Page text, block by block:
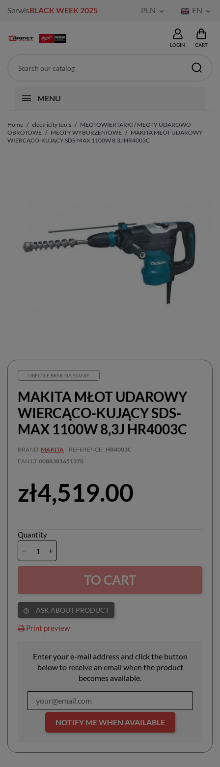
SerwisBLACK WEEK 2025 PLN  EN 
LOGIN CART
MENU
Home electricity tools
MŁOTOWIERTARKI / MŁOTY UDAROWO-
OBROTOWE
MŁOTY WYBURZENIOWE
MAKITA MŁOT UDAROWY
WIERCĄCO-KUJĄCY SDS-MAX 1100W 8,3J HR4003C
OBECNIE BRAK NA STANIE
MAKITA MŁOT UDAROWY
WIERCĄCO-KUJĄCY SDS-
MAX 1100W 8,3J HR4003C
BRAND MAKITA REFERENCE HR4003C
EAN13 0088381651370
zł4,519.00
Quantity
TO CART
help_outline ASK ABOUT PRODUCT
Print preview
Enter your e-mail address and click the button
below to receive an email when the product
becomes available.
NOTIFY ME WHEN AVAILABLE